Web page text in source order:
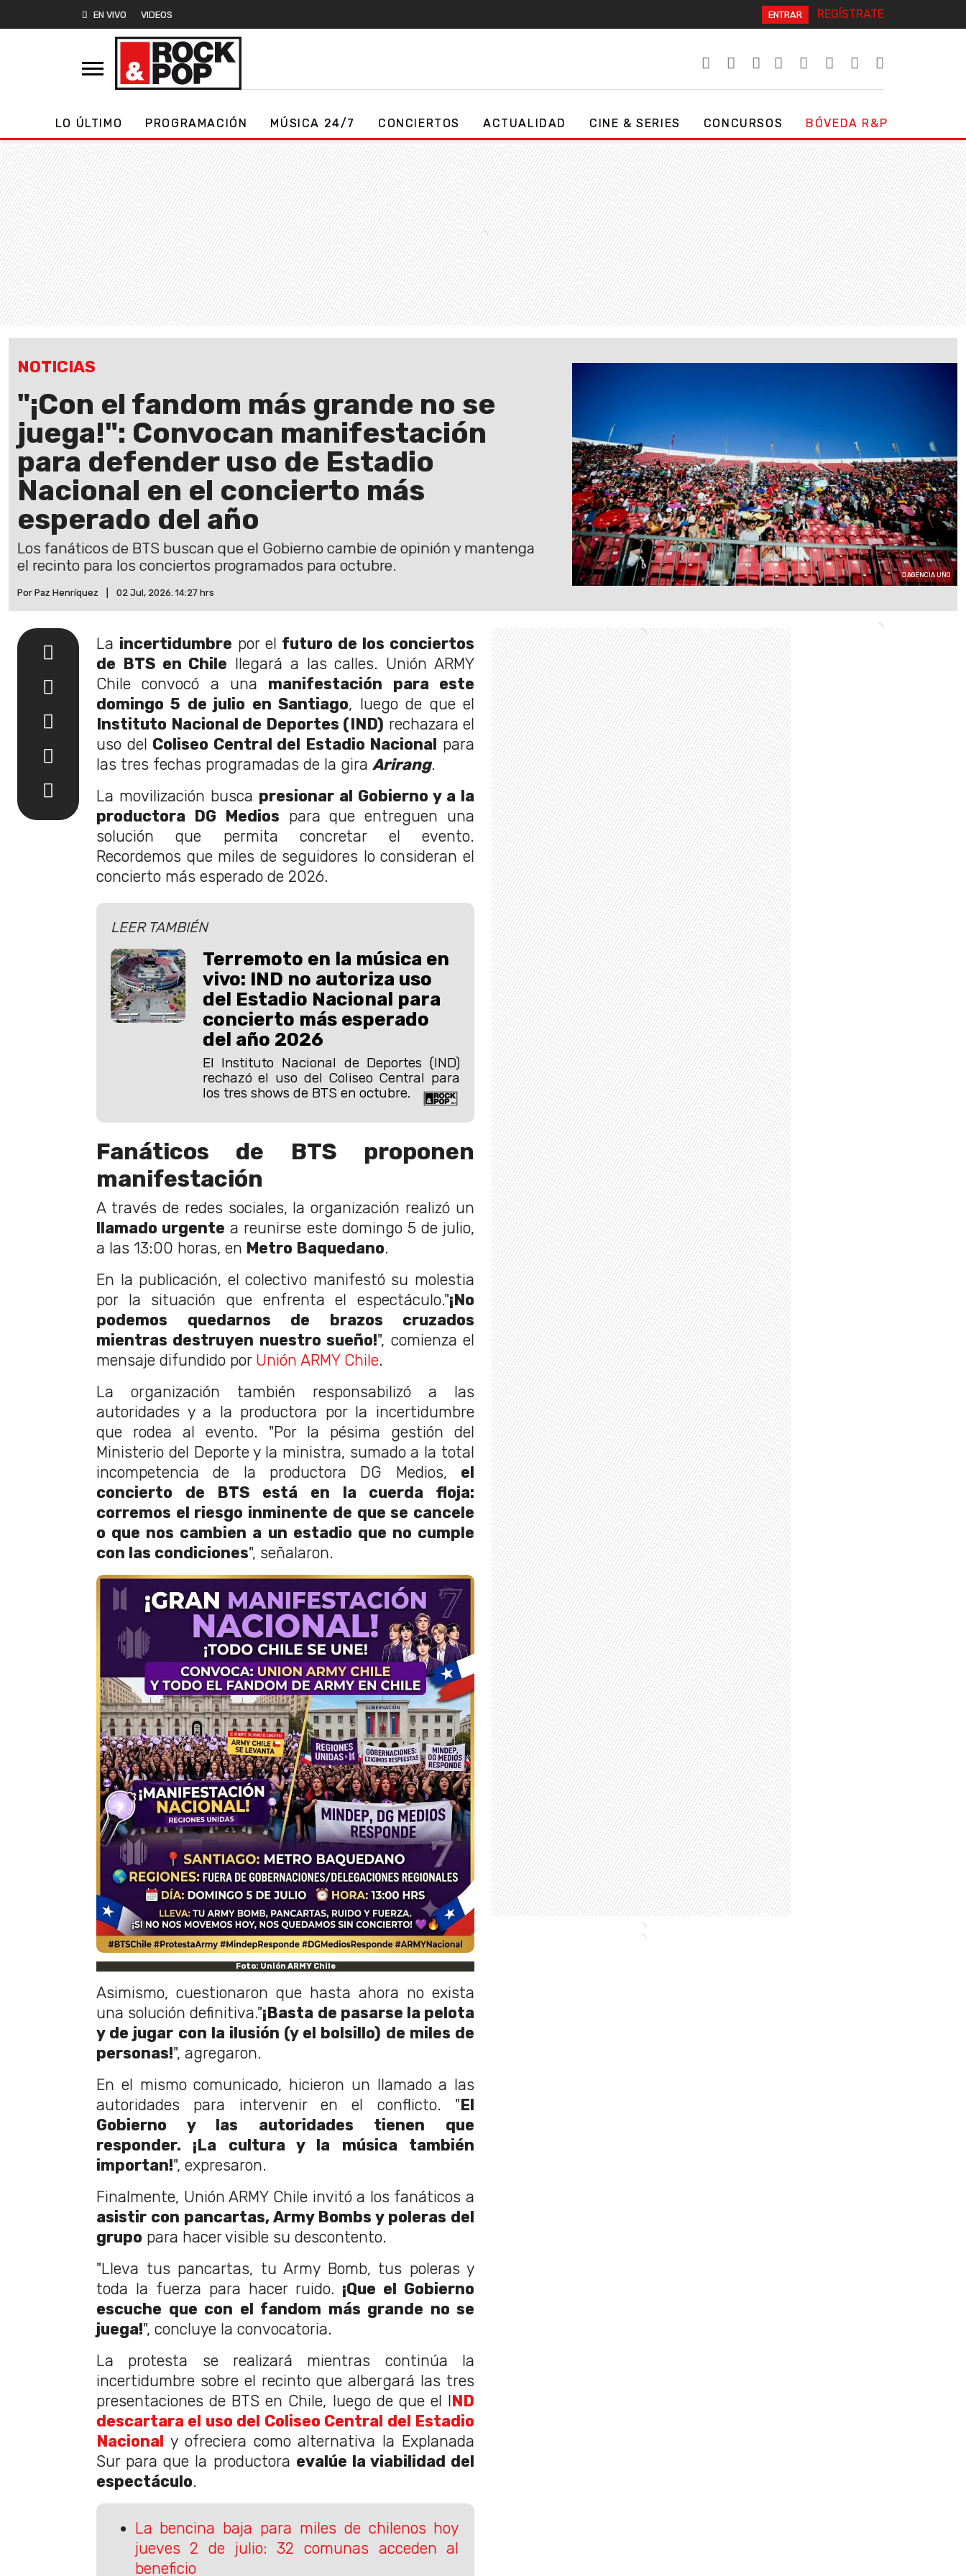
EN VIVO VIDEOS ENTRAR REGÍSTRATE
LO ÚLTIMO PROGRAMACIÓN MÚSICA 24/7 CONCIERTOS ACTUALIDAD CINE & SERIES CONCURSOS BÓVEDA R&P
NOTICIAS
"¡Con el fandom más grande no se
juega!": Convocan manifestación
para defender uso de Estadio
Nacional en el concierto más
esperado del año
Los fanáticos de BTS buscan que el Gobierno cambie de opinión y mantenga
el recinto para los conciertos programados para octubre.
Por Paz Henríquez 02 Jul, 2026. 14:27 hrs
AGENCIA UNO
La incertidumbre por el futuro de los conciertos
de BTS en Chile llegará a las calles. Unión ARMY
Chile convocó a una manifestación para este
domingo 5 de julio en Santiago, luego de que el
Instituto Nacional de Deportes (IND) rechazara el
uso del Coliseo Central del Estadio Nacional para
las tres fechas programadas de la gira Arirang.
La movilización busca presionar al Gobierno y a la
productora DG Medios para que entreguen una
solución que permita concretar el evento.
Recordemos que miles de seguidores lo consideran el
concierto más esperado de 2026.
LEER TAMBIÉN
Terremoto en la música en
vivo: IND no autoriza uso
del Estadio Nacional para
concierto más esperado
del año 2026
El Instituto Nacional de Deportes (IND)
rechazó el uso del Coliseo Central para
los tres shows de BTS en octubre.
Fanáticos de BTS proponen
manifestación
A través de redes sociales, la organización realizó un
llamado urgente a reunirse este domingo 5 de julio,
a las 13:00 horas, en Metro Baquedano.
En la publicación, el colectivo manifestó su molestia
por la situación que enfrenta el espectáculo."¡No
podemos quedarnos de brazos cruzados
mientras destruyen nuestro sueño!", comienza el
mensaje difundido por Unión ARMY Chile.
La organización también responsabilizó a las
autoridades y a la productora por la incertidumbre
que rodea al evento. "Por la pésima gestión del
Ministerio del Deporte y la ministra, sumado a la total
incompetencia de la productora DG Medios, el
concierto de BTS está en la cuerda floja:
corremos el riesgo inminente de que se cancele
o que nos cambien a un estadio que no cumple
con las condiciones", señalaron.
Foto: Unión ARMY Chile
Asimismo, cuestionaron que hasta ahora no exista
una solución definitiva."¡Basta de pasarse la pelota
y de jugar con la ilusión (y el bolsillo) de miles de
personas!", agregaron.
En el mismo comunicado, hicieron un llamado a las
autoridades para intervenir en el conflicto. "El
Gobierno y las autoridades tienen que
responder. ¡La cultura y la música también
importan!", expresaron.
Finalmente, Unión ARMY Chile invitó a los fanáticos a
asistir con pancartas, Army Bombs y poleras del
grupo para hacer visible su descontento.
"Lleva tus pancartas, tu Army Bomb, tus poleras y
toda la fuerza para hacer ruido. ¡Que el Gobierno
escuche que con el fandom más grande no se
juega!", concluye la convocatoria.
La protesta se realizará mientras continúa la
incertidumbre sobre el recinto que albergará las tres
presentaciones de BTS en Chile, luego de que el IND
descartara el uso del Coliseo Central del Estadio
Nacional y ofreciera como alternativa la Explanada
Sur para que la productora evalúe la viabilidad del
espectáculo.
La bencina baja para miles de chilenos hoy
jueves 2 de julio: 32 comunas acceden al
beneficio